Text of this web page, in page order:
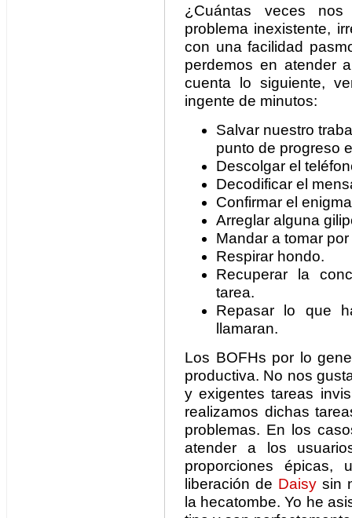
¿Cuántas veces
problema inexistente,
con una facilidad
perdemos en atender
cuenta lo siguiente,
ingente de minutos:
Salvar nuestro
punto de progreso
Descolgar el
Decodificar el
Confirmar el
Arreglar alguna
Mandar a tomar
Respirar hondo.
Recuperar la
tarea.
Repasar lo que
llamaran.
Los BOFHs por lo
productiva. No nos
y exigentes tareas
realizamos dichas
problemas. En los
atender a los
proporciones
liberación de Daisy sin
la hecatombe. Yo he